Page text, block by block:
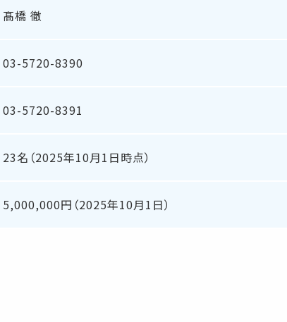
髙橋 徹
03-5720-8390
03-5720-8391
23名（2025年10月1日時点）
5,000,000円（2025年10月1日）